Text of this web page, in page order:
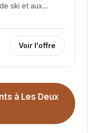
ski et aux
Avec une...
Voir l'offre
à Les Deux